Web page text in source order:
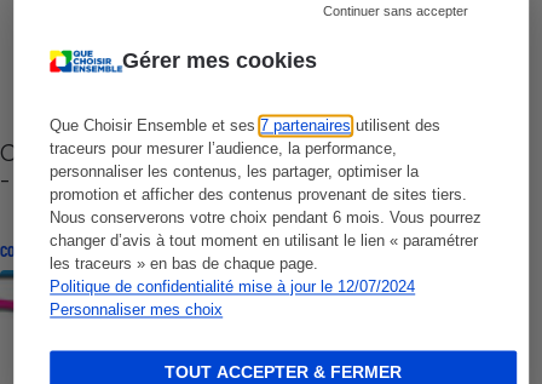
Gérer mes cookies
Que Choisir Ensemble et ses7 partenaires utilisent des
traceurs pour mesurer l’audience, la performance,
personnaliser les contenus, les partager, optimiser la
promotion et afficher des contenus provenant de sites tiers.
Nous conserverons votre choix pendant 6 mois. Vous pourrez
changer d’avis à tout moment en utilisant le lien « paramétrer
les traceurs » en bas de chaque page.
Politique de confidentialité mise à jour le 12/07/2024
Personnaliser mes choix
Continuer sans accepter
TOUT ACCEPTER & FERMER
Cafetière à capsules zéro déchet CoffeeB (vidéo)
- Premières impressions
CONSEILS